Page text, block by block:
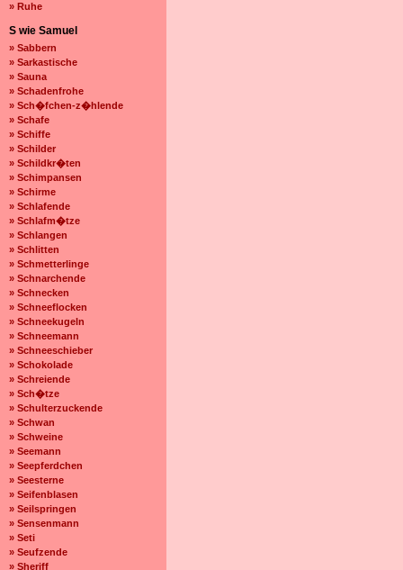
» Ruhe
S wie Samuel
» Sabbern
» Sarkastische
» Sauna
» Schadenfrohe
» Sch�fchen-z�hlende
» Schafe
» Schiffe
» Schilder
» Schildkr�ten
» Schimpansen
» Schirme
» Schlafende
» Schlafm�tze
» Schlangen
» Schlitten
» Schmetterlinge
» Schnarchende
» Schnecken
» Schneeflocken
» Schneekugeln
» Schneemann
» Schneeschieber
» Schokolade
» Schreiende
» Sch�tze
» Schulterzuckende
» Schwan
» Schweine
» Seemann
» Seepferdchen
» Seesterne
» Seifenblasen
» Seilspringen
» Sensenmann
» Seti
» Seufzende
» Sheriff